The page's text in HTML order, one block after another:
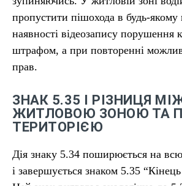
пропустити пішохода в будь-якому
наявності відеозапису порушення
штрафом, а при повторенні
прав.
ЗНАК 5.35 І РІЗНИЦЯ
ЖИТЛОВОЮ ЗОНОЮ ТА
ТЕРИТОРІЄЮ
Дія знаку 5.34 поширюється на
і завершується знаком 5.35